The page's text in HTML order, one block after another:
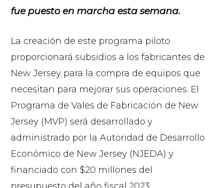
fue puesto en marcha esta semana.
La creación de este programa piloto
proporcionará subsidios a los fabricantes de
New Jersey para la compra de equipos que
necesitan para mejorar sus operaciones. El
Programa de Vales de Fabricación de New
Jersey (MVP) será desarrollado y
administrado por la Autoridad de Desarrollo
Económico de New Jersey (NJEDA) y
financiado con $20 millones del
presupuesto del año fiscal 2023.